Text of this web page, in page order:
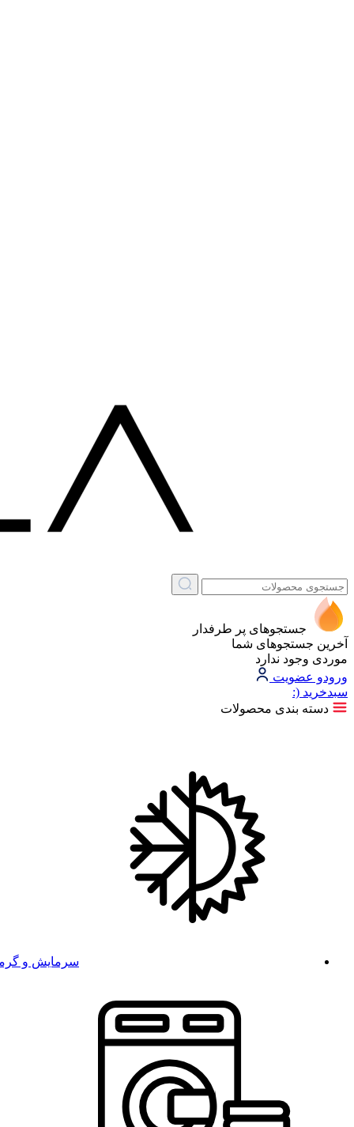
جستجوهای پر طرفدار
آخرین جستجوهای شما
موردی وجود ندارد
ورودو عضویت
سبد‌خرید (:
دسته بندی محصولات
سرمایش و